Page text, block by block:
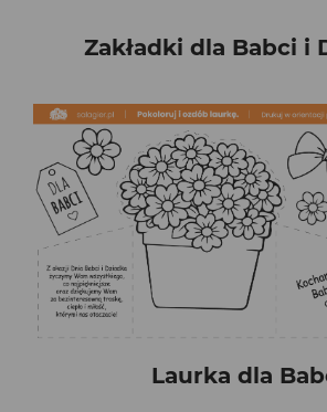
Zakładki dla Babci i
Laurka dla